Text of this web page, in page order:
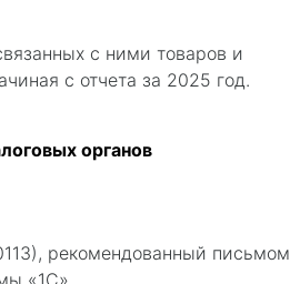
с ними товаров и
с отчета за 2025 год.
органов
рекомендованный письмом
«1С»